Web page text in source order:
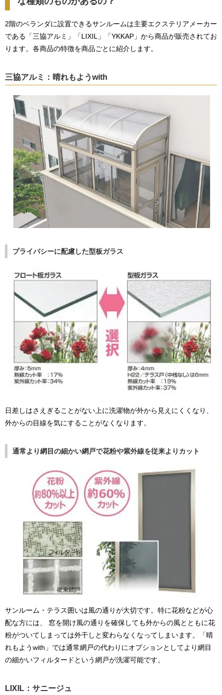
2階のベランダに設置できるサンルームは主要エクステリアメーカー
である「三協アルミ」「LIXIL」「YKKAP」から商品が販売されてお
ります。各商品の特徴を商品ごとに紹介します。
三協アルミ：晴れもようwith
プライバシーに配慮した型板ガラス
日差しはさえぎることがない上に洗濯物が外から見えにくくなり、
外からの目線を気にすることがなくなります。
通常より網目の細かい網戸で花粉や紫外線を従来よりカット
サンルーム・テラス囲いは風の通りが大切です。特に花粉などが心
配な方には、 窓を開け風の通りを確保しても外からの風とともに花
粉がついてしまっては外干しと変わらなくなってしまいます。「晴
れもようwith」では通常網戸の代わりにオプションとしてより網目
の細かいフィルタードという網戸が洗濯可能です。
LIXIL：サニージュ